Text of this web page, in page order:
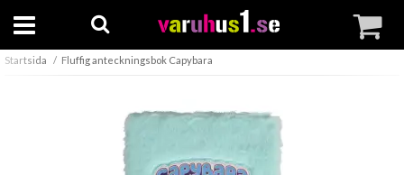
Startsida Fluffig anteckningsbok Capybara